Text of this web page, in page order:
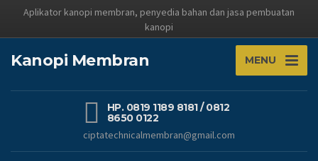
Aplikator kanopi membran, penyedia bahan dan jasa pembuatan
kanopi
Kanopi Membran MENU
HP. 0819 1189 8181 / 0812
8650 0122
ciptatechnicalmembran@gmail.com